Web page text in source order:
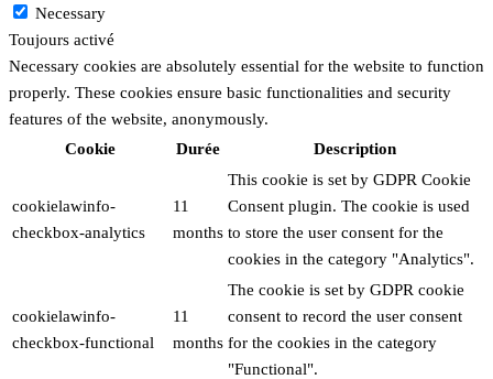
Necessary
Toujours activé
Necessary cookies are absolutely essential for the website to function
properly. These cookies ensure basic functionalities and security
features of the website, anonymously.
Cookie
Durée Description
cookielawinfo-
checkbox-analytics
11
months
This cookie is set by GDPR Cookie
Consent plugin. The cookie is used
to store the user consent for the
cookies in the category "Analytics".
cookielawinfo-
checkbox-functional
11
months
The cookie is set by GDPR cookie
consent to record the user consent
for the cookies in the category
"Functional".